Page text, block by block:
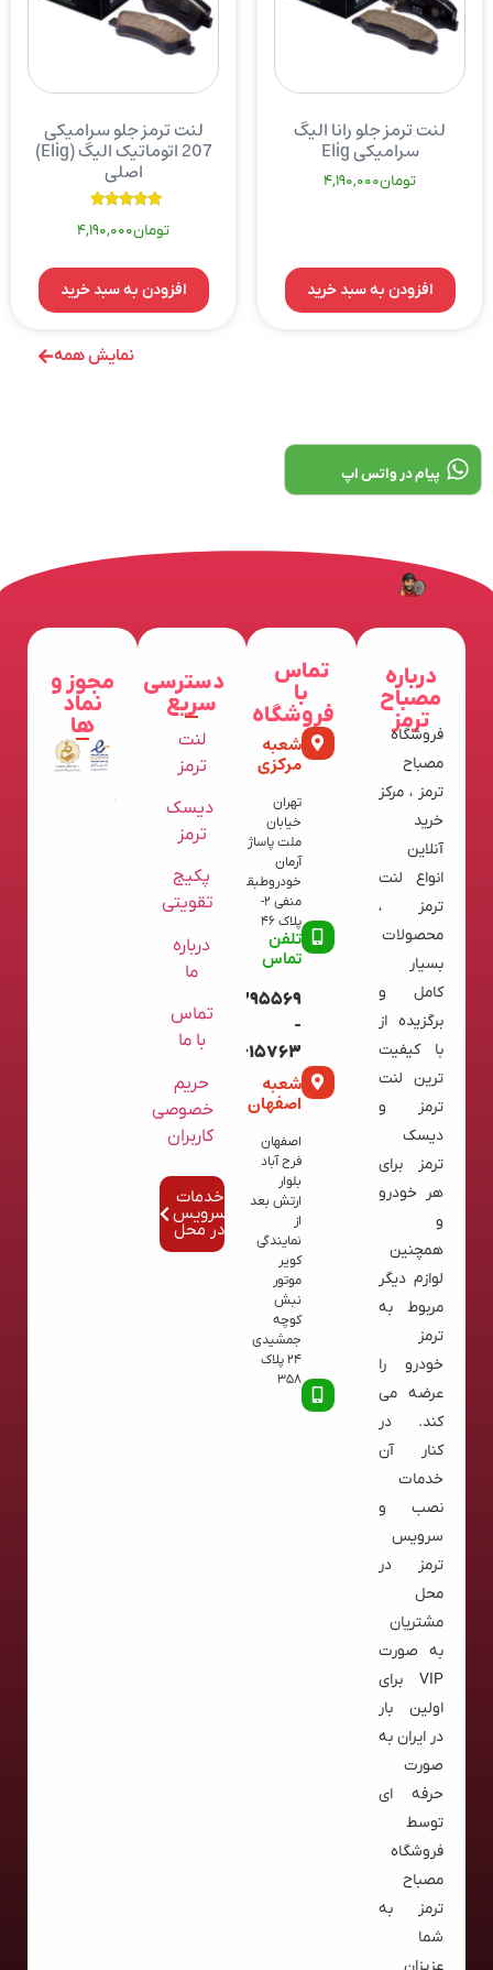
نمایش همه
لنت ترمز جلو رانا الیگ
سرامیکی Elig
تومان4,190,000
افزودن به سبد خرید
لنت ترمز جلو سرامیکی
207 اتوماتیک الیگ (Elig)
اصلی
5.00تومان4,190,000
افزودن به سبد خرید
پیام در واتس اپ
درباره
مصباح
ترمز
فروشگاه
مصباح
ترمز ، مرکز
خرید
آنلاین
انواع لنت
ترمز ،
محصولات
بسیار
کامل و
برگزیده از
با کیفیت
ترین لنت
ترمز و
دیسک
ترمز برای
هر خودرو
و
همچنین
لوازم دیگر
مربوط به
ترمز
خودرو را
عرضه می
کند. در
کنار آن
خدمات
نصب و
سرویس
ترمز در
محل
مشتریان
به صورت
VIP برای
اولین بار
در ایران به
صورت
حرفه ای
توسط
فروشگاه
مصباح
ترمز به
شما
عزیزان
تماس
با
فروشگاه
شعبه
مرکزی
تهران
خیابان
ملت پاساژ
آرمان
خودروطبقه
منفی 2-
پلاک 46
تلفن
تماس
09120395569
-
02136615763
شعبه
اصفهان
اصفهان
فرح آباد
بلوار
ارتش بعد
از
نمایندگی
کویر
موتور
نبش
کوچه
جمشیدی
24 پلاک
358
دسترسی
سریع
لنت
ترمز
دیسک
ترمز
پکیج
تقویتی
درباره
ما
تماس
با ما
حریم
خصوصی
کاربران
خدمات
سرویس
در محل
مجوز و
نماد
ها